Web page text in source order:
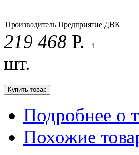
Производитель Предприятие ДВК
219 468 Р.
шт.
Подробнее о
Похожие